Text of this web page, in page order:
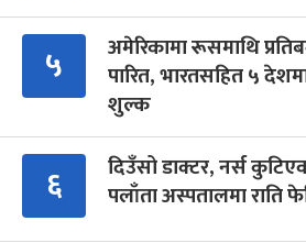
५
अमेरिकामा रूसमाथि
पारित, भारतसहित ५
शुल्क
६
दिउँसो डाक्टर, नर्स
पलाँता अस्पतालमा राति